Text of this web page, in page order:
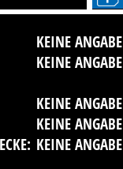
KEINE ANGABE
KEINE ANGABE
KEINE ANGABE
KEINE ANGABE
KEINE ANGABE